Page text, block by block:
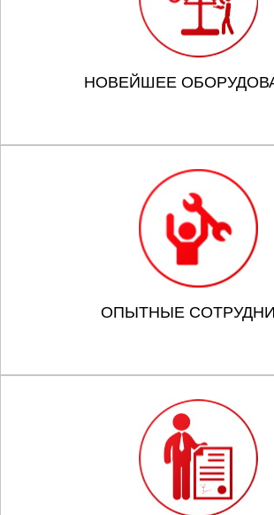
НОВЕЙШЕЕ
ОПЫТНЫЕ